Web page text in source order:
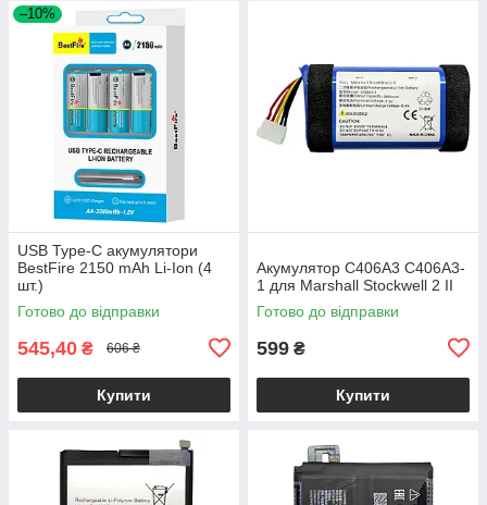
–10%
USB Type-C акумулятори
BestFire 2150 mAh Li-Ion (4
шт.)
Готово до відправки
545,40 ₴ 606 ₴
Купити
Акумулятор C406A3 C406A3-
1 для Marshall Stockwell 2 II
Готово до відправки
599 ₴
Купити